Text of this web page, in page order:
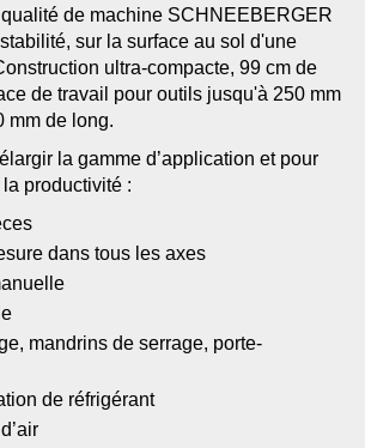
de machine SCHNEEBERGER
sur la surface au sol d'une
ultra-compacte, 99 cm de
de travail pour outils jusqu'à 250 mm
mm de long.
la gamme d’application et pour
la productivité :
dans tous les axes
mandrins de serrage, porte-
de réfrigérant